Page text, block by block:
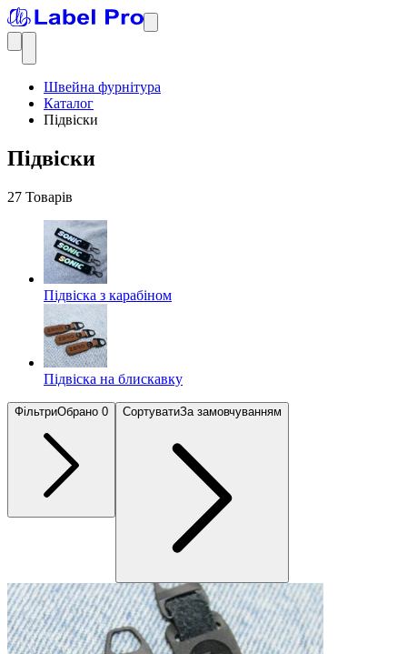
Швейна фурнітура
Каталог
Підвіски
Підвіски
27 Товарів
Підвіска з карабіном
Підвіска на блискавку
ФільтриОбрано 0 СортуватиЗа замовчуванням